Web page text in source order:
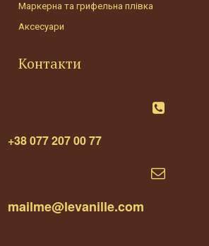
Маркерна та грифельна плівка
Аксесуари
Контакти

+38 077 207 00 77

mailme@levanille.com